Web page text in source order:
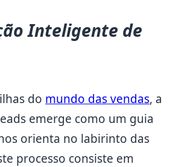
Inteligente de
do mundo das vendas, a
emerge como um guia
orienta no labirinto das
processo consiste em